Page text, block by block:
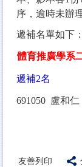
序，逾時未辦
遞補名單如下：
體育推廣學系
遞補2名
691050 盧和
友善列印